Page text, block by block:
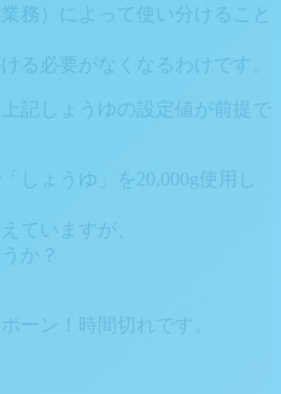
務）によって使い分けること
る必要がなくなるわけです。
記しょうゆの設定値が前提で
しょうゆ」を20,000g使用し
ていますが、
か？
ーン！時間切れです。